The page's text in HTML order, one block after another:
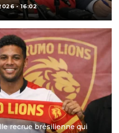
- 16:02
recrue brésilienne qui